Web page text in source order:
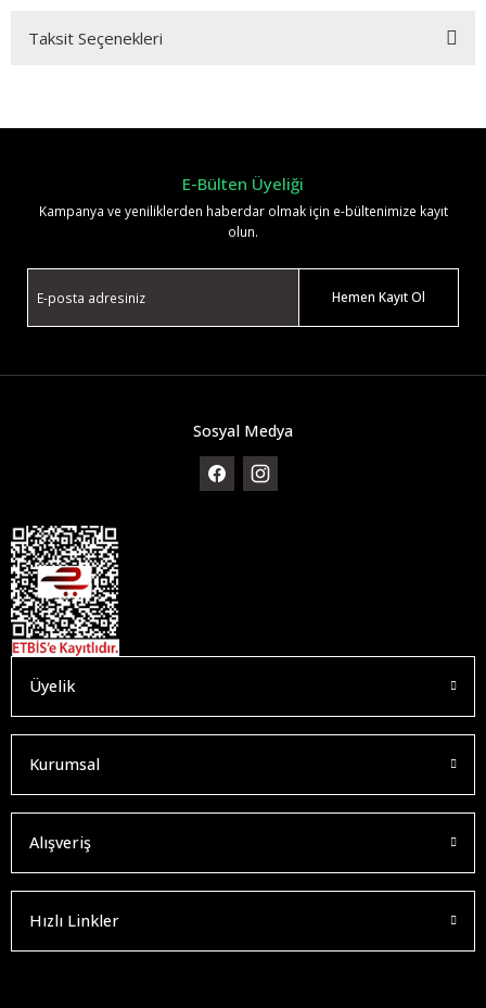
Taksit Seçenekleri
E-Bülten Üyeliği
Kampanya ve yeniliklerden haberdar olmak için e-bültenimize kayıt
olun.
Hemen Kayıt Ol
Sosyal Medya
Üyelik
Kurumsal
Alışveriş
Hızlı Linkler